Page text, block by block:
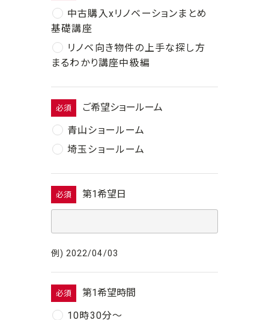
中古購入xリノベーションまとめ
基礎講座
リノベ向き物件の上手な探し方
まるわかり講座中級編
必須
ご希望ショールーム
青山ショールーム
埼玉ショールーム
必須 第1希望日
例) 2022/04/03
必須
第1希望時間
10時30分〜